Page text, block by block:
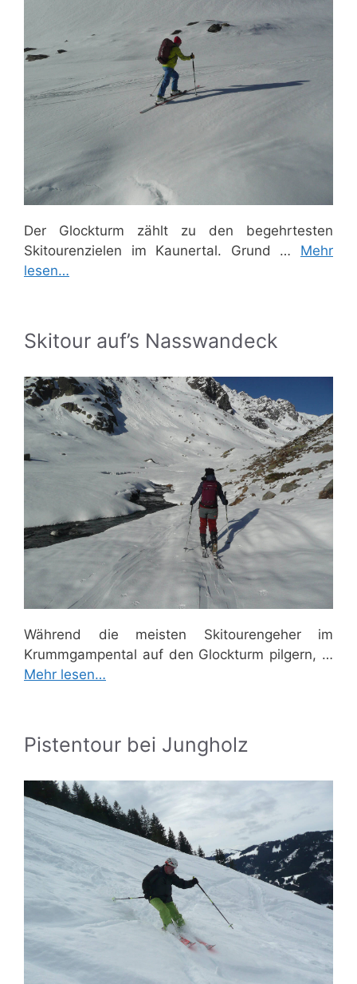
Der Glockturm zählt zu den begehrtesten
Skitourenzielen im Kaunertal. Grund … Mehr
lesen…
Skitour auf’s Nasswandeck
Während die meisten Skitourengeher im
Krummgampental auf den Glockturm pilgern, …
Mehr lesen…
Pistentour bei Jungholz